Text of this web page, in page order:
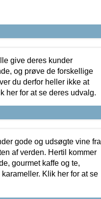
give deres kunder
og prøve de forskellige
du derfor heller ikke at
her for at se deres udvalg.
gode og udsøgte vine fra
af verden. Hertil kommer
gourmet kaffe og te,
Klik her for at se